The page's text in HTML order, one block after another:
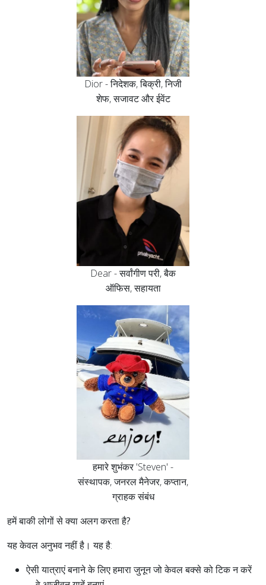
Dior - निदेशक, बिक्री, निजी
शेफ, सजावट और ईवेंट
Dear - सर्वांगीण परी, बैक
ऑफिस, सहायता
हमारे शुभंकर 'Steven' -
संस्थापक, जनरल मैनेजर, कप्तान,
ग्राहक संबंध
हमें बाकी लोगों से क्या अलग करता है?
यह केवल अनुभव नहीं है। यह है:
ऐसी यात्राएं बनाने के लिए हमारा जुनून जो केवल बक्से को टिक न करें